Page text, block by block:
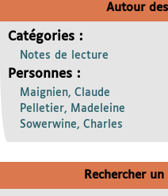
Autour
Catégories :
Notes de lecture
Personnes :
Maignien, Claude
Pelletier, Madeleine
Sowerwine, Charles
Rechercher